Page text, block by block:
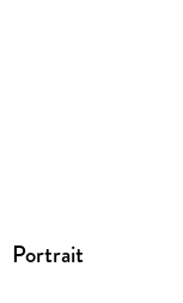
Portrait